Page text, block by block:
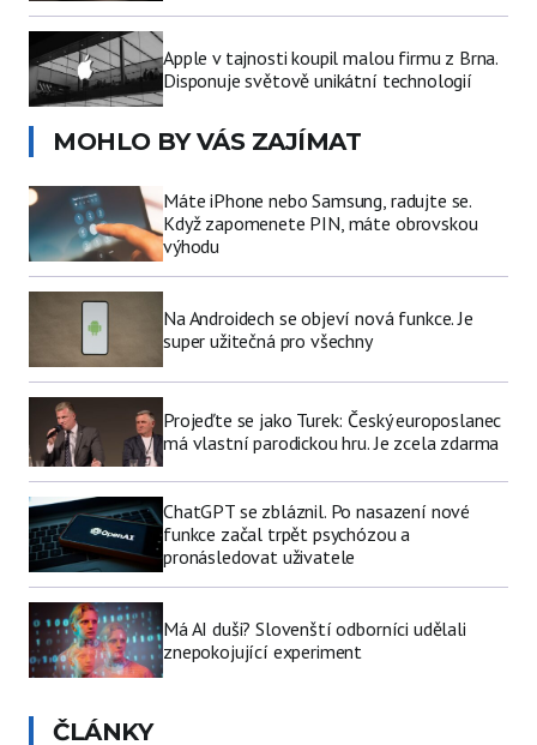
Apple v tajnosti koupil malou firmu z Brna.
Disponuje světově unikátní technologií
MOHLO BY VÁS ZAJÍMAT
Máte iPhone nebo Samsung, radujte se.
Když zapomenete PIN, máte obrovskou
výhodu
Na Androidech se objeví nová funkce. Je
super užitečná pro všechny
Projeďte se jako Turek: Český europoslanec
má vlastní parodickou hru. Je zcela zdarma
ChatGPT se zbláznil. Po nasazení nové
funkce začal trpět psychózou a
pronásledovat uživatele
Má AI duši? Slovenští odborníci udělali
znepokojující experiment
ČLÁNKY